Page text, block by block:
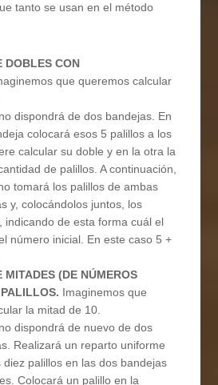
tanto se usan en el método
DOBLES CON
que queremos calcular
dispondrá de dos bandejas. En
colocará esos 5 palillos a los
calcular su doble y en la otra la
de palillos. A continuación,
tomará los palillos de ambas
y, colocándolos juntos, los
indicando de esta forma cuál el
número inicial. En este caso 5 +
MITADES (DE NÚMEROS
Imaginemos que
la mitad de 10.
dispondrá de nuevo de dos
Realizará un reparto uniforme
diez palillos en las dos bandejas
Colocará un palillo en la